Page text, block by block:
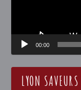
00:00
LYON